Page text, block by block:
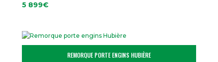
5 899€
REMORQUE PORTE ENGINS HUBIÈRE